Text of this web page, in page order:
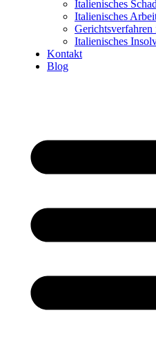
Italienisches
Italienisches
Gerichtsverfahren
Italienisches
Kontakt
Blog